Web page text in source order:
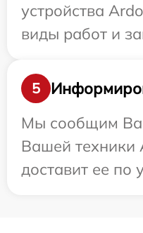
устройства
виды работ и
5
Мы сообщим
Вашей техники
доставит ее по